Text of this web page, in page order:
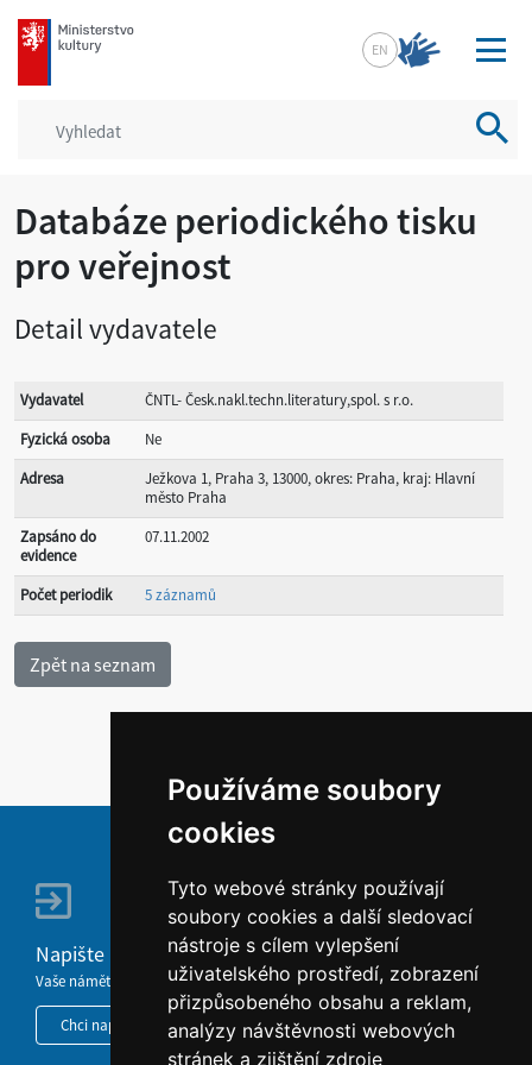
Používáme soubory
cookies
Tyto webové stránky používají
soubory cookies a další sledovací
nástroje s cílem vylepšení
uživatelského prostředí, zobrazení
přizpůsobeného obsahu a reklam,
analýzy návštěvnosti webových
stránek a zjištění zdroje
mkcr.cz
EN
Databáze periodického tisku
pro veřejnost
Detail vydavatele
Vydavatel
ČNTL- Česk.nakl.techn.literatury,spol. s r.o.
Fyzická osoba
Ne
Adresa
Ježkova 1, Praha 3, 13000, okres: Praha, kraj: Hlavní
město Praha
Zapsáno do
evidence
07.11.2002
Počet periodik 5 záznamů
Napište nám
Vaše náměty, komentáře, připomínky a dotazy nezůstanou bez odezvy.
Chci napsat MKČR